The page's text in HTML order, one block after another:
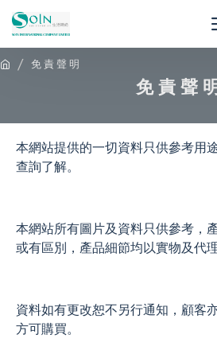
免 責 聲 明
免 責 聲
本網站提供的一切資料只供參考用
查詢了解。
本網站所有圖片及資料只供參考，
或有區別，產品細節均以實物及代
資料如有更改恕不另行通知，顧客
方可購買。